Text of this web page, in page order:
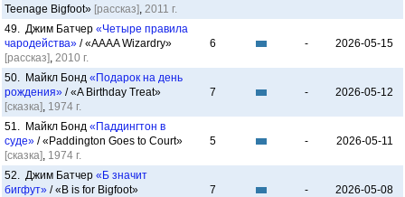
Teenage Bigfoot» [рассказ], 2011 г.
49. Джим Батчер «Четыре правила
чародейства» / «AAAA Wizardry»
[рассказ], 2010 г.
6 - 2026-05-15
50. Майкл Бонд «Подарок на день
рождения» / «A Birthday Treat»
[сказка], 1974 г.
7 - 2026-05-12
51. Майкл Бонд «Паддингтон в
суде» / «Paddington Goes to Court»
[сказка], 1974 г.
5 - 2026-05-11
52. Джим Батчер «Б значит
бигфут» / «B is for Bigfoot»
7 - 2026-05-08